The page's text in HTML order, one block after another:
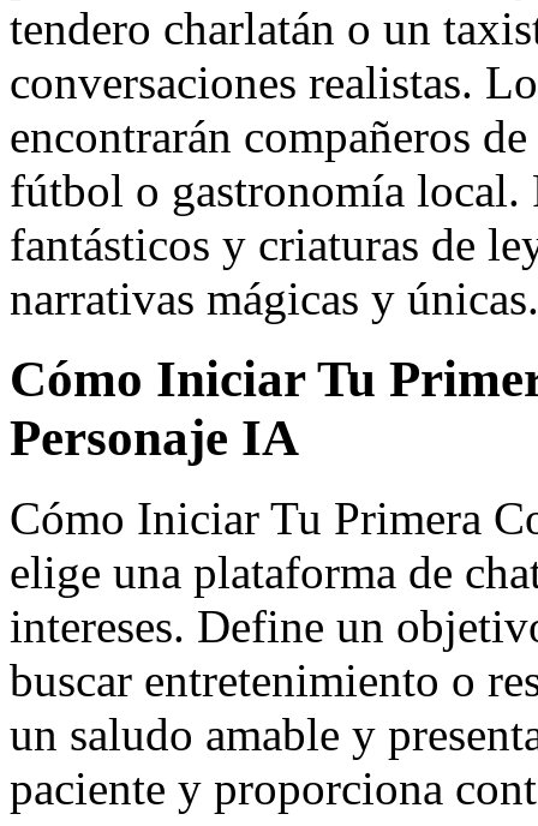
tendero charlatán o un
conversaciones realistas.
encontrarán compañeros
fútbol o gastronomía local.
fantásticos y criaturas de
narrativas mágicas y únicas.
Cómo Iniciar Tu
Personaje IA
Cómo Iniciar Tu Primera
elige una plataforma de
intereses. Define un
buscar entretenimiento o
un saludo amable y
paciente y proporciona